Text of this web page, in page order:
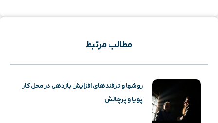
مطالب مرتبط
روشها و ترفندهای افزایش بازدهی در محل کار
پویا و پرچالش